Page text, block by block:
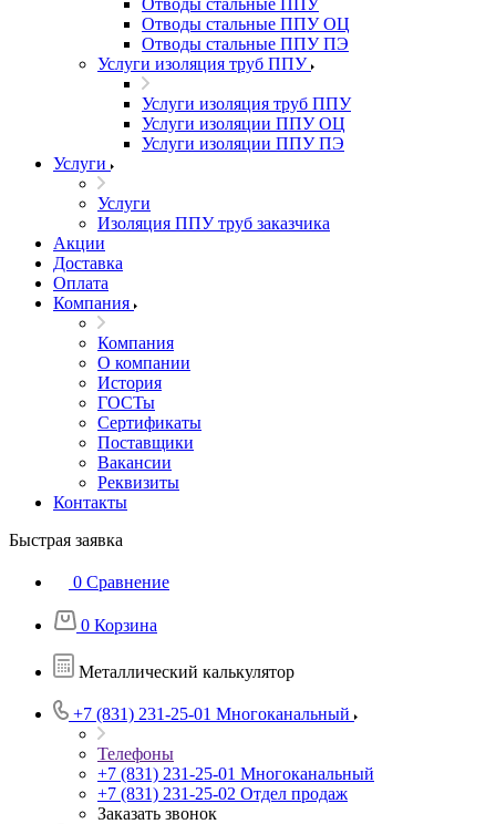
Отводы стальные ППУ
Отводы стальные ППУ ОЦ
Отводы стальные ППУ ПЭ
Услуги изоляция труб ППУ
Услуги изоляция труб ППУ
Услуги изоляции ППУ ОЦ
Услуги изоляции ППУ ПЭ
Услуги
Услуги
Изоляция ППУ труб заказчика
Акции
Доставка
Оплата
Компания
Компания
О компании
История
ГОСТы
Сертификаты
Поставщики
Вакансии
Реквизиты
Контакты
Быстрая заявка
0 Сравнение
0 Корзина
Металлический калькулятор
+7 (831) 231-25-01 Многоканальный
Телефоны
+7 (831) 231-25-01 Многоканальный
+7 (831) 231-25-02 Отдел продаж
Заказать звонок